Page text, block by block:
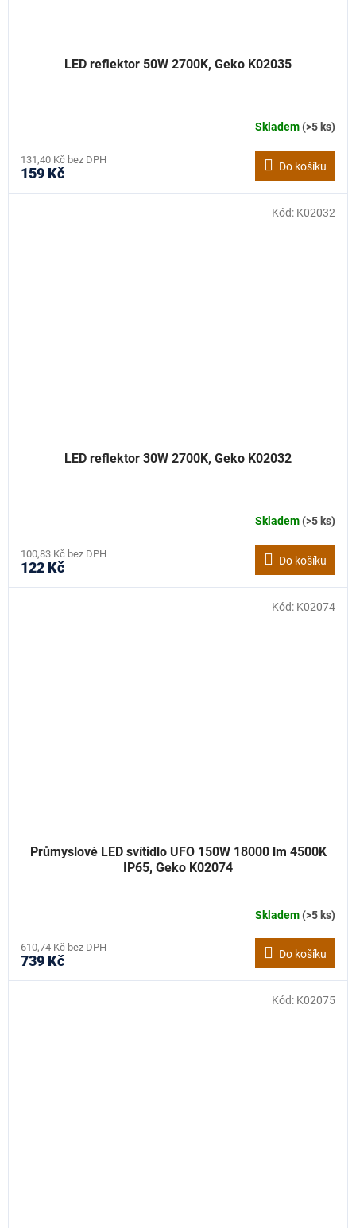
LED reflektor 50W 2700K, Geko K02035
Skladem(>5 ks)
131,40 Kč bez DPH
159 Kč Do košíku
LED reflektor 30W 2700K, Geko K02032
Skladem(>5 ks)
100,83 Kč bez DPH
122 Kč Do košíku
Kód: K02032
Průmyslové LED svítidlo UFO 150W 18000 lm 4500K
IP65, Geko K02074
Skladem(>5 ks)
610,74 Kč bez DPH
739 Kč Do košíku
Kód: K02074
Kód: K02075